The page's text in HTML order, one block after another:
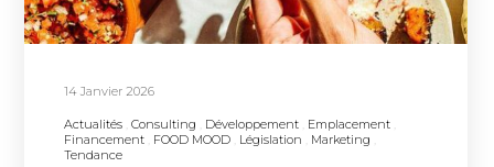
14 Janvier 2026
Actualités Consulting Développement
Emplacement
Financement
FOOD MOOD Législation
Marketing
Tendance